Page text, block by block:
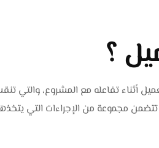
؟
أثناء تفاعله مع المشروع، والتي
مجموعة من الإجراءات التي